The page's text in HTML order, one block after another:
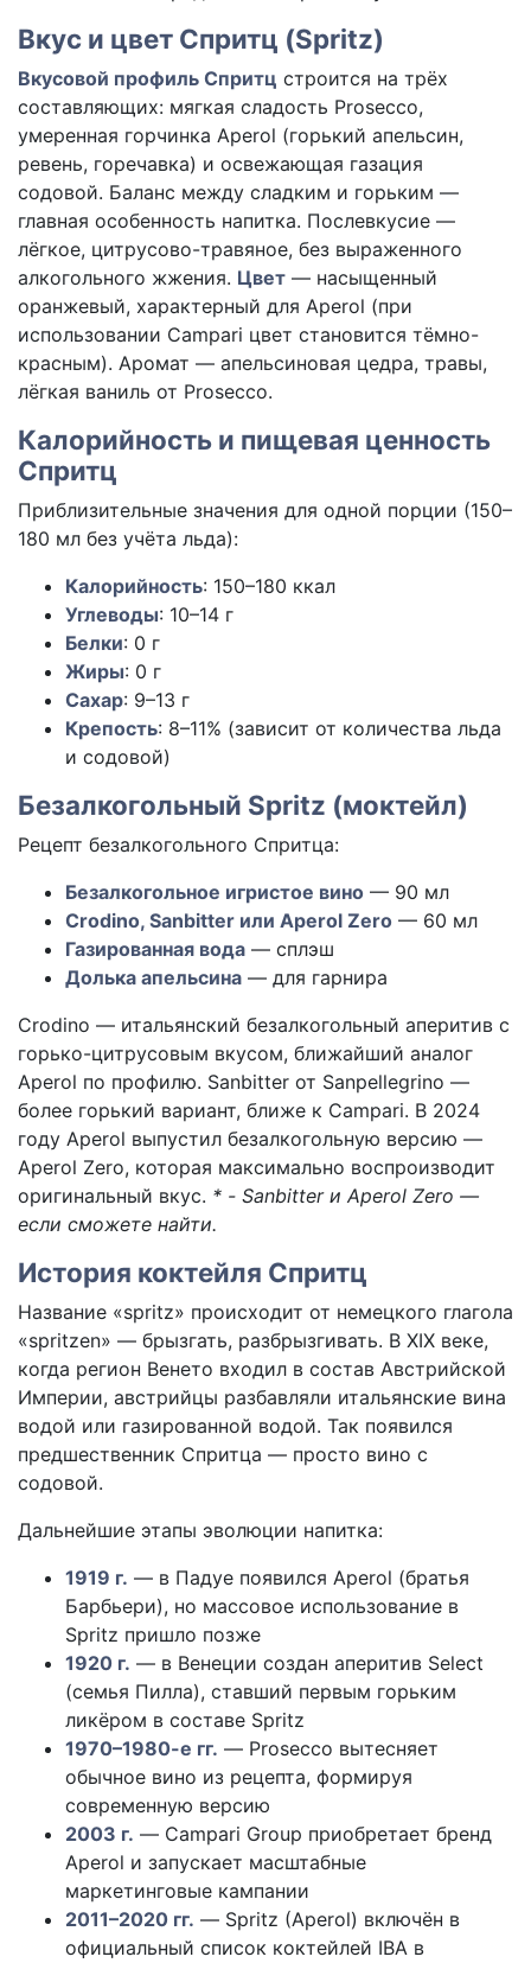
Вкус и цвет Спритц (Spritz)
Вкусовой профиль Спритц строится на трёх
составляющих: мягкая сладость Prosecco,
умеренная горчинка Aperol (горький апельсин,
ревень, горечавка) и освежающая газация
содовой. Баланс между сладким и горьким —
главная особенность напитка. Послевкусие —
лёгкое, цитрусово-травяное, без выраженного
алкогольного жжения. Цвет — насыщенный
оранжевый, характерный для Aperol (при
использовании Campari цвет становится тёмно-
красным). Аромат — апельсиновая цедра, травы,
лёгкая ваниль от Prosecco.
Калорийность и пищевая ценность
Спритц
Приблизительные значения для одной порции (150–
180 мл без учёта льда):
Калорийность: 150–180 ккал
Углеводы: 10–14 г
Белки: 0 г
Жиры: 0 г
Сахар: 9–13 г
Крепость: 8–11% (зависит от количества льда
и содовой)
Безалкогольный Spritz (моктейл)
Рецепт безалкогольного Спритца:
Безалкогольное игристое вино — 90 мл
Crodino, Sanbitter или Aperol Zero — 60 мл
Газированная вода — сплэш
Долька апельсина — для гарнира
Crodino — итальянский безалкогольный аперитив с
горько-цитрусовым вкусом, ближайший аналог
Aperol по профилю. Sanbitter от Sanpellegrino —
более горький вариант, ближе к Campari. В 2024
году Aperol выпустил безалкогольную версию —
Aperol Zero, которая максимально воспроизводит
оригинальный вкус. * - Sanbitter и Aperol Zero —
если сможете найти.
История коктейля Спритц
Название «spritz» происходит от немецкого глагола
«spritzen» — брызгать, разбрызгивать. В XIX веке,
когда регион Венето входил в состав Австрийской
Империи, австрийцы разбавляли итальянские вина
водой или газированной водой. Так появился
предшественник Спритца — просто вино с
содовой.
Дальнейшие этапы эволюции напитка:
1919 г. — в Падуе появился Aperol (братья
Барбьери), но массовое использование в
Spritz пришло позже
1920 г. — в Венеции создан аперитив Select
(семья Пилла), ставший первым горьким
ликёром в составе Spritz
1970–1980-е гг. — Prosecco вытесняет
обычное вино из рецепта, формируя
современную версию
2003 г. — Campari Group приобретает бренд
Aperol и запускает масштабные
маркетинговые кампании
2011–2020 гг. — Spritz (Aperol) включён в
официальный список коктейлей IBA в